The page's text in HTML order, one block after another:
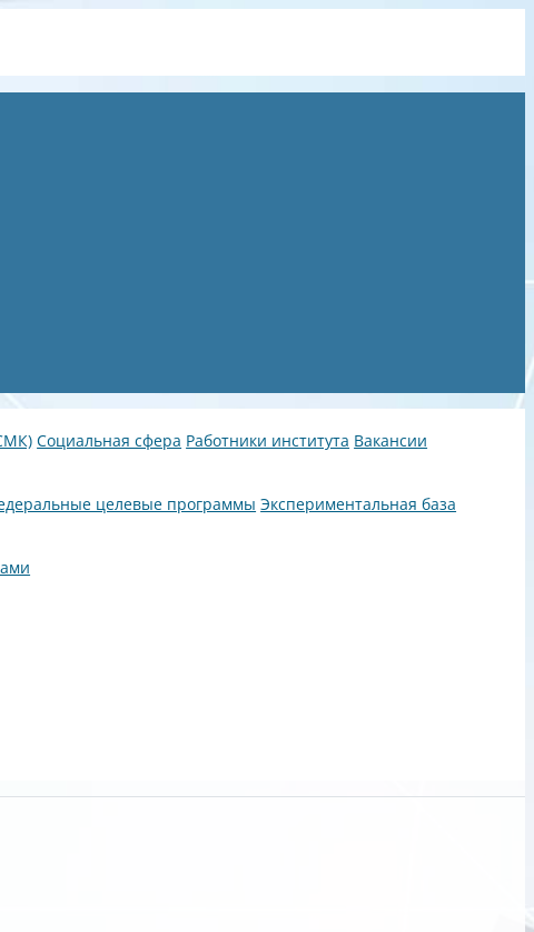
Социальная сфера Работники института Вакансии
целевые программы Экспериментальная база